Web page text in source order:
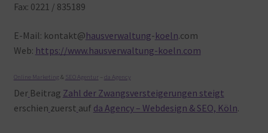
Fax: 0221 / 835189
E-Mail: kontakt@hausverwaltung-koeln.com
Web: https://www.hausverwaltung-koeln.com
Online Marketing & SEO Agentur da Agency
Der Beitrag Zahl der Zwangsversteigerungen steigt
erschien zuerst auf da Agency – Webdesign & SEO, Köln.